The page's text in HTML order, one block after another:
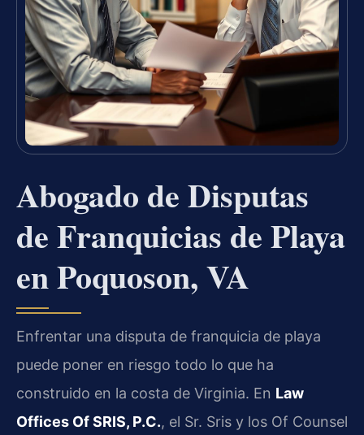
Abogado de Disputas
de Franquicias de Playa
en Poquoson, VA
Enfrentar una disputa de franquicia de playa
puede poner en riesgo todo lo que ha
construido en la costa de Virginia. En Law
Offices Of SRIS, P.C., el Sr. Sris y los Of Counsel